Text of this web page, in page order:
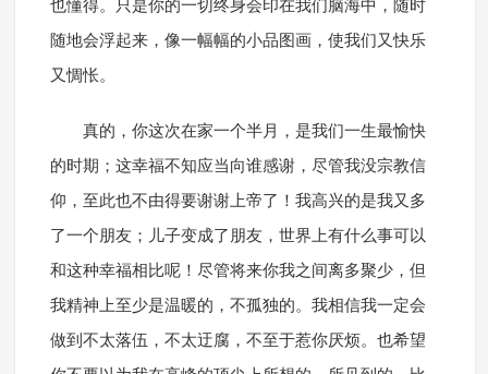
也懂得。只是你的一切终身会印在我们脑海中，随时
随地会浮起来，像一幅幅的小品图画，使我们又快乐
又惆怅。
真的，你这次在家一个半月，是我们一生最愉快
的时期；这幸福不知应当向谁感谢，尽管我没宗教信
仰，至此也不由得要谢谢上帝了！我高兴的是我又多
了一个朋友；儿子变成了朋友，世界上有什么事可以
和这种幸福相比呢！尽管将来你我之间离多聚少，但
我精神上至少是温暖的，不孤独的。我相信我一定会
做到不太落伍，不太迂腐，不至于惹你厌烦。也希望